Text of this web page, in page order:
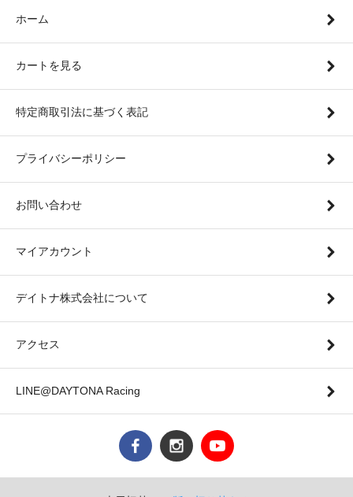
ホーム
カートを見る
特定商取引法に基づく表記
プライバシーポリシー
お問い合わせ
マイアカウント
デイトナ株式会社について
アクセス
LINE@DAYTONA Racing